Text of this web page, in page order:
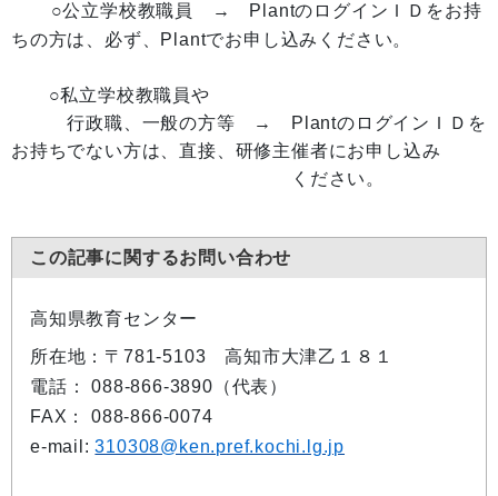
○公立学校教職員 → PlantのログインＩＤをお持
ちの方は、必ず、Plantでお申し込みください。
○私立学校教職員や
行政職、一般の方等 → PlantのログインＩＤを
お持ちでない方は、直接、研修主催者にお申し込み
ください。
この記事に関するお問い合わせ
高知県教育センター
所在地：〒781-5103 高知市大津乙１８１
電話： 088-866-3890（代表）
FAX： 088-866-0074
e-mail:310308@ken.pref.kochi.lg.jp